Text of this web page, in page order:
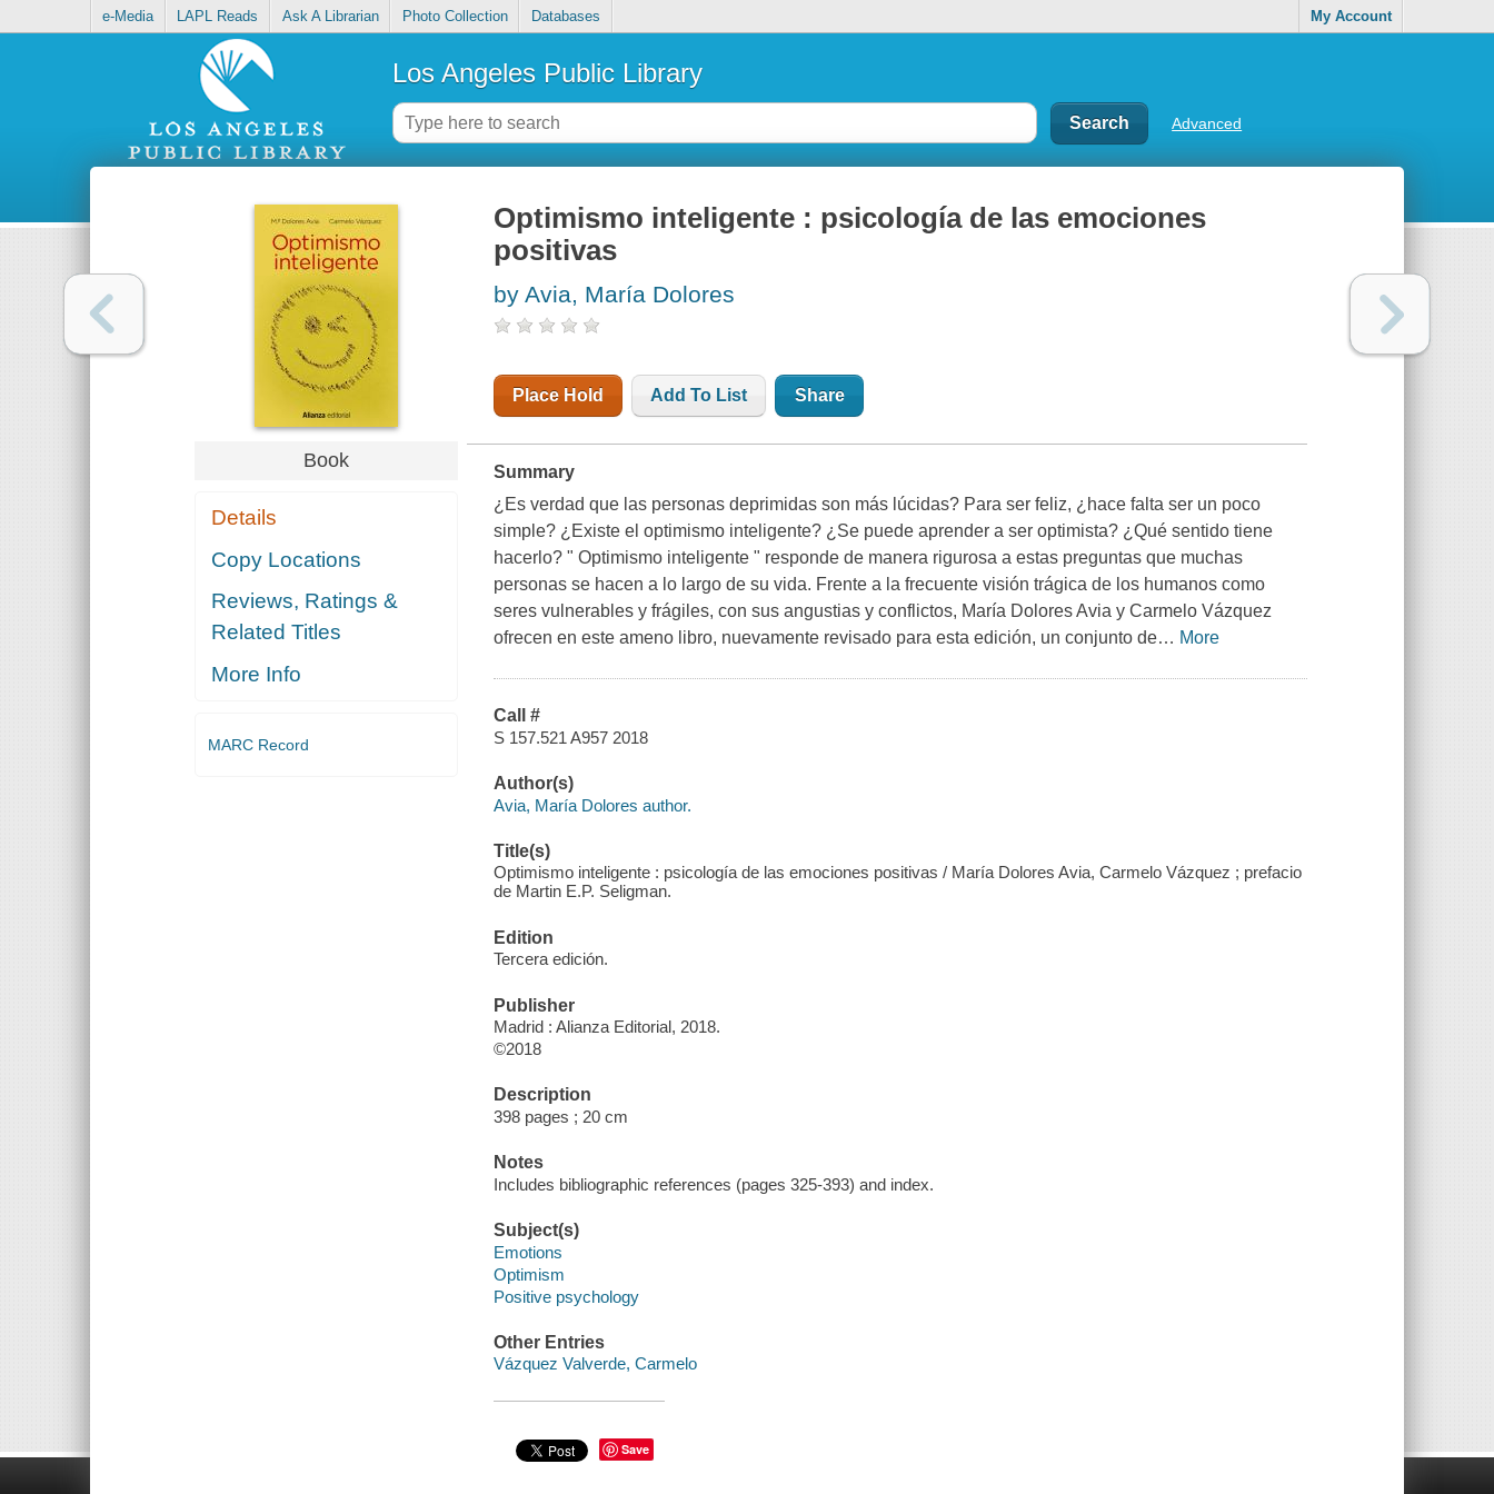
e-Media LAPL Reads Ask A Librarian Photo Collection Databases My Account
Los Angeles Public Library
Advanced
Book
Details
Copy Locations
Reviews, Ratings &
Related Titles
More Info
MARC Record
Optimismo inteligente : psicología de las emociones
positivas
by Avia, María Dolores
Place Hold Add To List Share
Summary
¿Es verdad que las personas deprimidas son más lúcidas? Para ser feliz, ¿hace falta ser un poco
simple? ¿Existe el optimismo inteligente? ¿Se puede aprender a ser optimista? ¿Qué sentido tiene
hacerlo? " Optimismo inteligente " responde de manera rigurosa a estas preguntas que muchas
personas se hacen a lo largo de su vida. Frente a la frecuente visión trágica de los humanos como
seres vulnerables y frágiles, con sus angustias y conflictos, María Dolores Avia y Carmelo Vázquez
ofrecen en este ameno libro, nuevamente revisado para esta edición, un conjunto de… More
Call #
S 157.521 A957 2018
Author(s)
Avia, María Dolores author.
Title(s)
Optimismo inteligente : psicología de las emociones positivas / María Dolores Avia, Carmelo Vázquez ; prefacio
de Martin E.P. Seligman.
Edition
Tercera edición.
Publisher
Madrid : Alianza Editorial, 2018.
©2018
Description
398 pages ; 20 cm
Notes
Includes bibliographic references (pages 325-393) and index.
Subject(s)
Emotions
Optimism
Positive psychology
Other Entries
Vázquez Valverde, Carmelo
Save